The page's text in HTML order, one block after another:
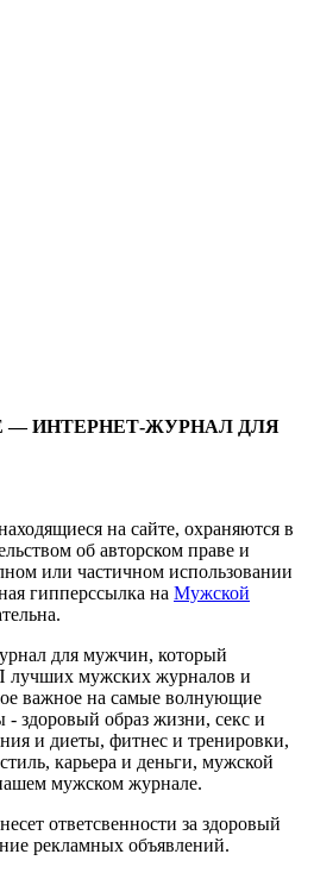
— ИНТЕРНЕТ-ЖУРНАЛ ДЛЯ
на сайте, охраняются в
об авторском праве и
или частичном использовании
гипперссылка на Мужской
для мужчин, который
лучших мужских журналов и
важное на самые волнующие
здоровый образ жизни, секс и
и диеты, фитнес и тренировки,
карьера и деньги, мужской
мужском журнале.
ответсвенности за здоровый
рекламных объявлений.